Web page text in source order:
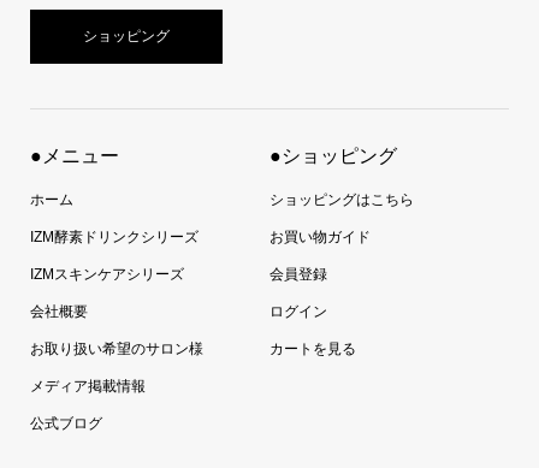
ショッピング
●メニュー
ホーム
IZM酵素ドリンクシリーズ
IZMスキンケアシリーズ
会社概要
お取り扱い希望のサロン様
メディア掲載情報
公式ブログ
●ショッピング
ショッピングはこちら
お買い物ガイド
会員登録
ログイン
カートを見る